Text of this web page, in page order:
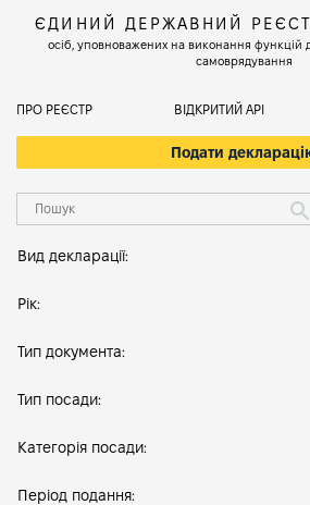
ЄДИНИЙ ДЕРЖАВНИЙ
осіб, уповноважених на виконання функцій
самоврядування
ПРО РЕЄСТР ВІДКРИТИЙ АРІ
Подати
Вид декларації:
Рік:
Тип документа:
Тип посади:
Категорія посади:
Період подання: